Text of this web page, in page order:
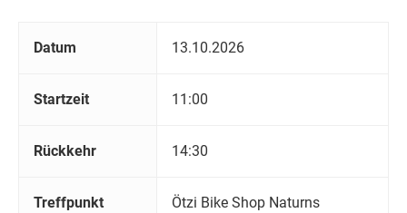
Datum 13.10.2026
Startzeit 11:00
Rückkehr 14:30
Treffpunkt
Ötzi Bike Shop Naturns